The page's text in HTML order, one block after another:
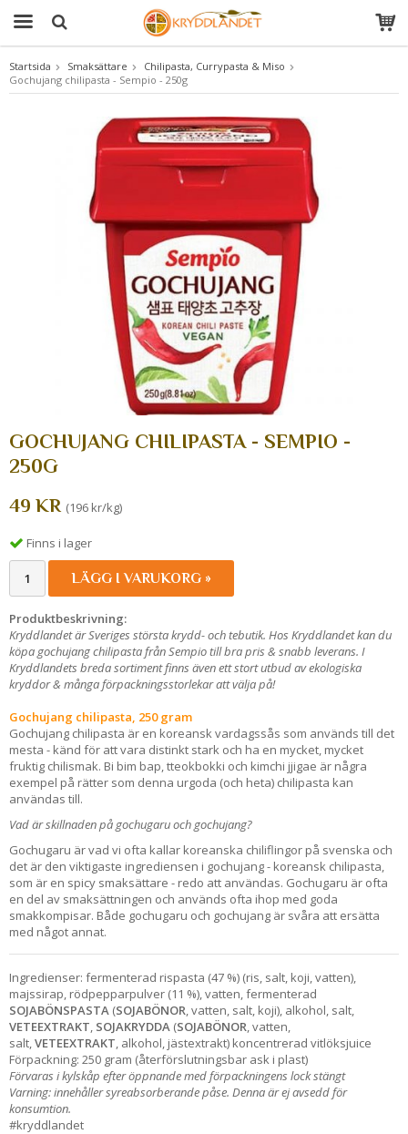
Produkten har blivit tillagd i varukorgen
Startsida Smaksättare
Chilipasta, Currypasta & Miso
Gochujang chilipasta - Sempio - 250g
GOCHUJANG CHILIPASTA - SEMPIO -
250G
49 KR (196 kr/kg)
Finns i lager
LÄGG I VARUKORG »
Produktbeskrivning:
Kryddlandet är Sveriges största krydd- och tebutik. Hos Kryddlandet kan du
köpa gochujang chilipasta från Sempiotill bra pris & snabb leverans. I
Kryddlandets breda sortiment finns även ett stort utbud av ekologiska
kryddor & många förpackningsstorlekar att välja på!
Gochujang chilipasta, 250 gram
Gochujang chilipasta är en koreansk vardagssås som används till det
mesta - känd för att vara distinkt stark och ha en mycket, mycket
fruktig chilismak. Bi bim bap, tteokbokki och kimchi jjigae är några
exempel på rätter som denna urgoda (och heta) chilipasta kan
användas till.
Vad är skillnaden på gochugaru och gochujang?
Gochugaru är vad vi ofta kallar koreanska chiliflingor på svenska och
det är den viktigaste ingrediensen i gochujang - koreansk chilipasta,
som är en spicy smaksättare - redo att användas. Gochugaru är ofta
en del av smaksättningen och används ofta ihop med goda
smakkompisar. Både gochugaru och gochujang är svåra att ersätta
med något annat.
Ingredienser: fermenterad rispasta (47 %) (ris, salt, koji, vatten),
majssirap, rödpepparpulver (11 %), vatten, fermenterad
SOJABÖNSPASTA (SOJABÖNOR , vatten, salt, koji), alkohol, salt,
VETEEXTRAKT SOJAKRYDDA (SOJABÖNOR , vatten,
salt, VETEEXTRAKT , alkohol, jästextrakt) koncentrerad vitlöksjuice
Förpackning: 250 gram (återförslutningsbar ask i plast)
Förvaras i kylskåp efter öppnande med förpackningens lock stängt
Varning: innehåller syreabsorberande påse. Denna är ej avsedd för
konsumtion.
#kryddlandet